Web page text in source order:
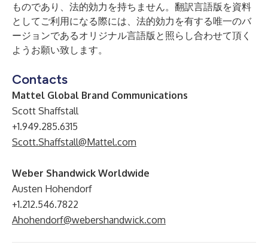
ものであり、法的効力を持ちません。翻訳言語版を資料
としてご利用になる際には、法的効力を有する唯一のバ
ージョンであるオリジナル言語版と照らし合わせて頂く
ようお願い致します。
Contacts
Mattel Global Brand Communications
Scott Shaffstall
+1.949.285.6315
Scott.Shaffstall@Mattel.com
Weber Shandwick Worldwide
Austen Hohendorf
+1.212.546.7822
Ahohendorf@webershandwick.com